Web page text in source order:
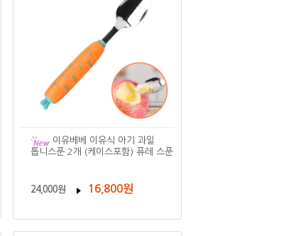
이유베베 이유식 아기 과일
톱니스푼 2개 (케이스포함) 퓨레 스푼
24,000원 16,800원